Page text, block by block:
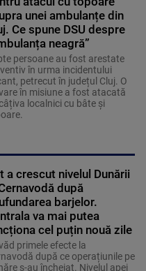
unei ambulanțe din
Ce spune DSU despre
neagră”
persoane au fost arestate
în urma incidentului
petrecut în județul Cluj. O
în misiune a fost atacată
localnici cu bâte și
a crescut nivelul Dunării
după
barjelor.
va mai putea
cel puțin nouă zile
primele efecte la
după ce operațiunile pe
s-au încheiat. Nivelul apei